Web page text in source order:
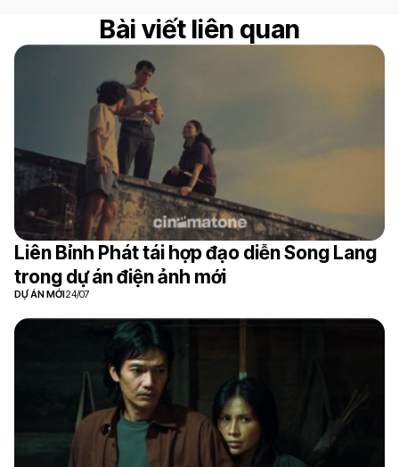
Bài viết liên quan
Liên Bỉnh Phát tái hợp đạo diễn Song Lang
trong dự án điện ảnh mới
DỰ ÁN MỚI24/07